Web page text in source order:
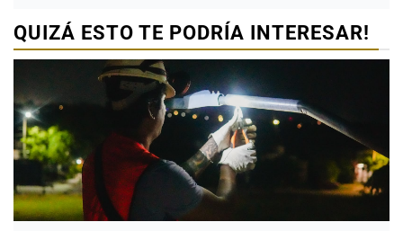
QUIZÁ ESTO TE PODRÍA INTERESAR!